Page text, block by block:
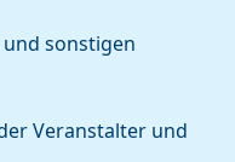
sonstigen
Veranstalter und